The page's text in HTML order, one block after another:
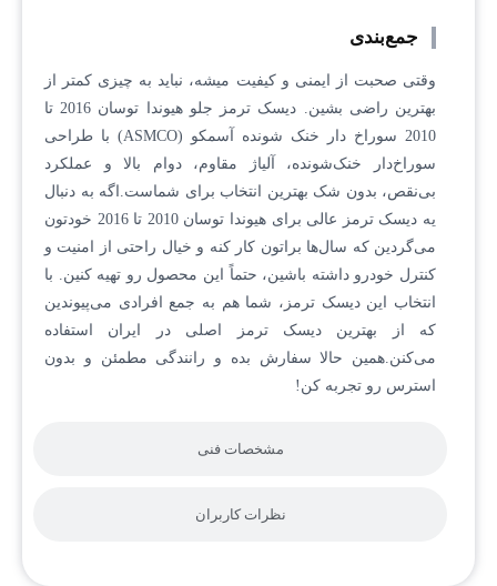
مشخصات فنی
نظرات کاربران
جمع‌بندی
وقتی صحبت از ایمنی و کیفیت میشه، نباید به چیزی کمتر از
بهترین راضی بشین. دیسک ترمز جلو هیوندا توسان 2016 تا
2010 سوراخ دار خنک شونده آسمکو (ASMCO) با طراحی
سوراخ‌دار خنک‌شونده، آلیاژ مقاوم، دوام بالا و عملکرد
بی‌نقص، بدون شک بهترین انتخاب برای شماست.اگه به دنبال
یه دیسک ترمز عالی برای هیوندا توسان 2010 تا 2016 خودتون
می‌گردین که سال‌ها براتون کار کنه و خیال راحتی از امنیت و
کنترل خودرو داشته باشین، حتماً این محصول رو تهیه کنین. با
انتخاب این دیسک ترمز، شما هم به جمع افرادی می‌پیوندین
که از بهترین دیسک ترمز اصلی در ایران استفاده
می‌کنن.همین حالا سفارش بده و رانندگی مطمئن و بدون
استرس رو تجربه کن!